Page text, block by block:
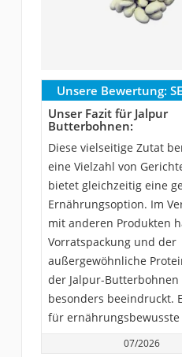
Unsere Bewertung:
Unser Fazit für Jalpur
Butterbohnen:
Diese vielseitige Zutat
eine Vielzahl von
bietet gleichzeitig eine
Ernährungsoption. Im
mit anderen Produkten
Vorratspackung und der
außergewöhnliche
der Jalpur-Butterbohnen
besonders beeindruckt.
für ernährungsbewusste
07/2026